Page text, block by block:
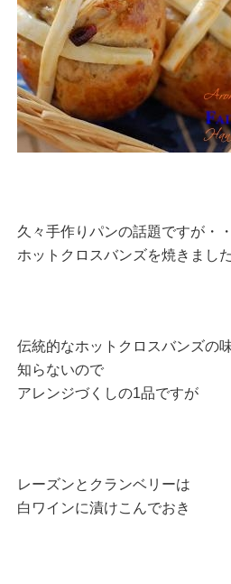
久々手作りパンの話題ですが・
ホットクロスバンズを焼きました
伝統的なホットクロスバンズの
知らないので
アレンジづくしの1品ですが
レーズンとクランベリーは
白ワインに漬けこんでおき